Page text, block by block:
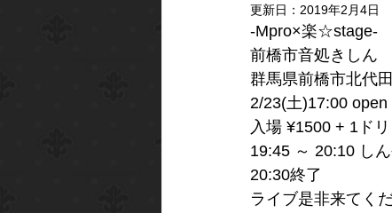
更新日： 2019年2月4日
-Mpro×楽☆stage-
前橋市音処きしん
群馬県前橋市北代
2/23(土)17:00 open
入場 ¥1500 + 1ドリ
19:45 ～ 20:10 し
20:30終了
ライブ是非来てく